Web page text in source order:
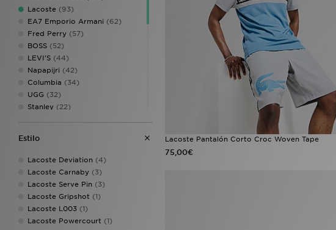
Lacoste (93)
EA7 Emporio Armani (62)
Fred Perry (57)
BOSS (52)
LEVI'S (44)
Napapijri (42)
Columbia (34)
UGG (32)
Stanley (22)
True Religion
Berghaus (12)
Birkenstock (10)
MONTIREX (10)
Tommy Hilfiger (10)
Billionaire Boys Club
Calvin Klein (6)
Estilo
Lacoste Deviation (4)
Lacoste Carnaby (3)
Lacoste Serve Pin (3)
Lacoste Gripshot (1)
Lacoste L003 (1)
Lacoste Powercourt (1)
Lacoste Pantalón Corto Croc Woven Tape
75,00€